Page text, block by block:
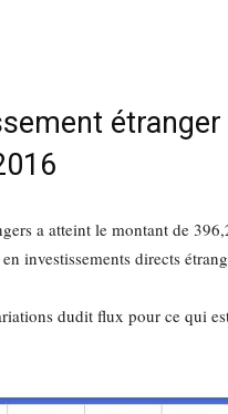
a atteint le montant de
investissements directs
dudit flux pour ce qui